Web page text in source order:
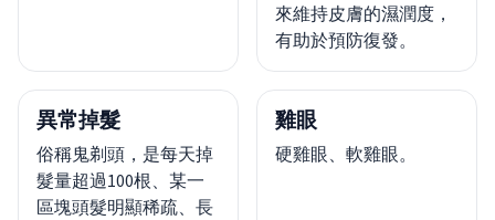
來維持皮膚的濕潤度，
有助於預防復發。
異常掉髮
俗稱鬼剃頭，是每天掉
髮量超過100根、某一
區塊頭髮明顯稀疏、長
雞眼
硬雞眼、軟雞眼。